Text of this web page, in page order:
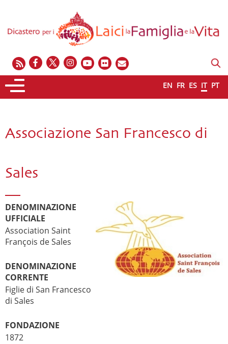
EN FR ES IT PT
Associazione San Francesco di
Sales
DENOMINAZIONE
UFFICIALE
Association Saint
François de Sales
DENOMINAZIONE
CORRENTE
Figlie di San Francesco
di Sales
FONDAZIONE
1872